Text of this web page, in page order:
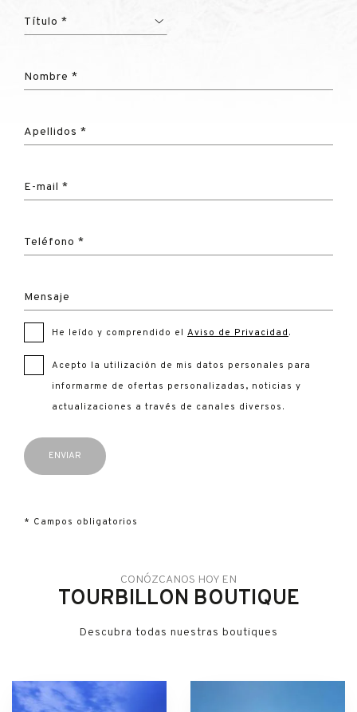
Título *
Nombre *
Apellidos *
E-mail *
Teléfono *
Mensaje
He leído y comprendido el Aviso de Privacidad .
Acepto la utilización de mis datos personales para
informarme de ofertas personalizadas, noticias y
actualizaciones a través de canales diversos.
* Campos obligatorios
CONÓZCANOS HOY EN
TOURBILLON BOUTIQUE
Descubra todas nuestras boutiques